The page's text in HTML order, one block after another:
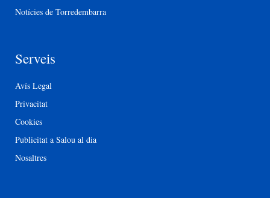
Notícies de Torredembarra
Serveis
Avís Legal
Privacitat
Cookies
Publicitat a Salou al dia
Nosaltres